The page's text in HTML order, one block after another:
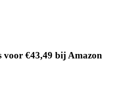
voor €43,49 bij Amazon